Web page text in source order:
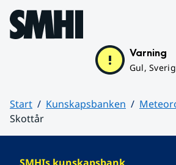
Hoppa till sidans innehåll
Varning
Gul,
Start Kunskapsbanken
Skottår